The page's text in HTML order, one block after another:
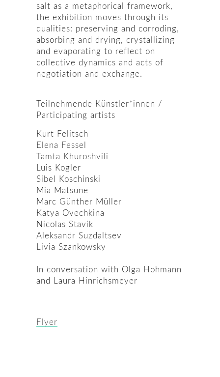
salt as a metaphorical framework,
the exhibition moves through its
qualities: preserving and corroding,
absorbing and drying, crystallizing
and evaporating to reflect on
collective dynamics and acts of
negotiation and exchange.
Teilnehmende Künstler*innen /
Participating artists
Kurt Felitsch
Elena Fessel
Tamta Khuroshvili
Luis Kogler
Sibel Koschinski
Mia Matsune
Marc Günther Müller
Katya Ovechkina
Nicolas Stavik
Aleksandr Suzdaltsev
Livia Szankowsky
In conversation with Olga Hohmann
and Laura Hinrichsmeyer
Flyer